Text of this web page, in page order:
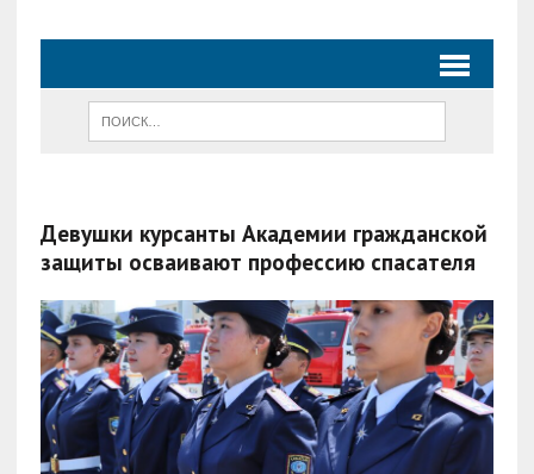
Девушки курсанты Академии гражданской
защиты осваивают профессию спасателя